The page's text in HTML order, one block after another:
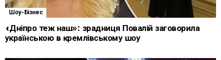
Шоу-Бізнес
«Дніпро теж наш»: зрадниця Повалій заговорила
українською в кремлівському шоу